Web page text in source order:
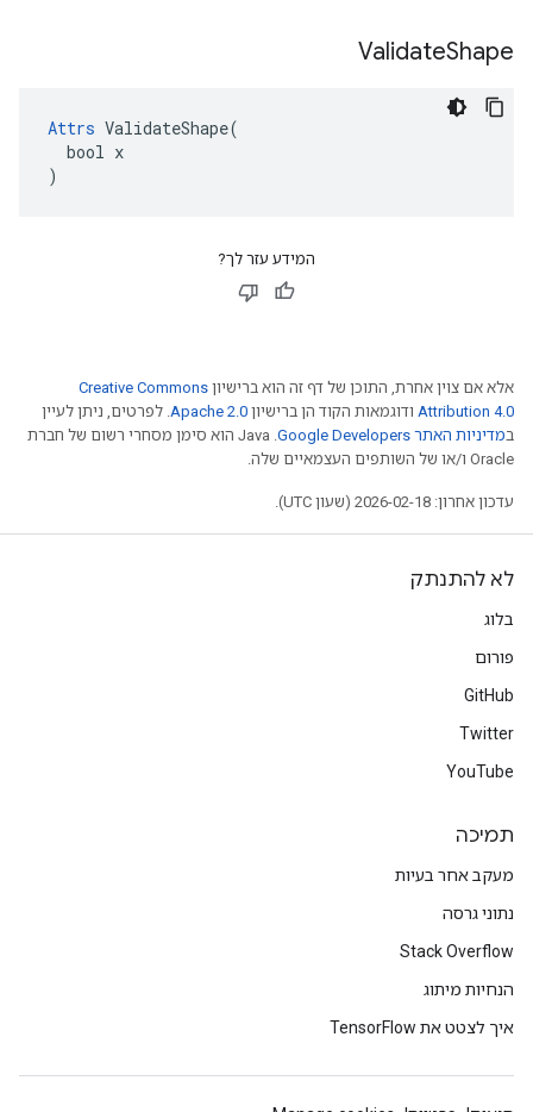
ValidateShape
Attrs ValidateShape(
  bool x
)
המידע עזר לך?
אלא אם צוין אחרת, התוכן של דף זה הוא ברישיון Creative Commons
Attribution 4.0 ודוגמאות הקוד הן ברישיון Apache 2.0. לפרטים, ניתן לעיין
במדיניות האתר Google Developers‏
.‏ Java הוא סימן מסחרי רשום של חברת
Oracle ו/או של השותפים העצמאיים שלה.
עדכון אחרון: 2026-02-18 (שעון UTC).
לא להתנתק
בלוג
פורום
GitHub
Twitter
YouTube
תמיכה
מעקב אחר בעיות
נתוני גרסה
Stack Overflow
הנחיות מיתוג
איך לצטט את TensorFlow